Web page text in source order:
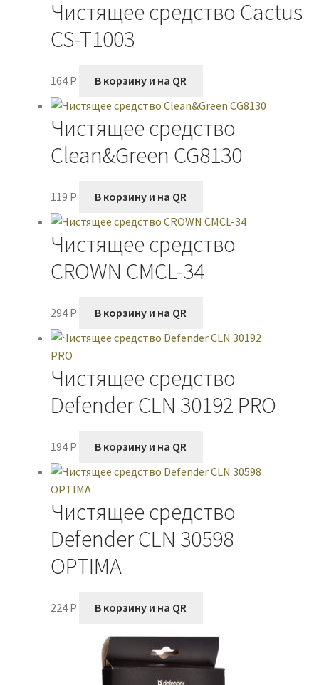
Чистящее средство Cactus
CS-T1003
164 P В корзину и на QR
Чистящее средство
Clean&Green CG8130
119 P В корзину и на QR
Чистящее средство
CROWN CMCL-34
294 P В корзину и на QR
Чистящее средство
Defender CLN 30192 PRO
194 P В корзину и на QR
Чистящее средство
Defender CLN 30598
OPTIMA
224 P В корзину и на QR